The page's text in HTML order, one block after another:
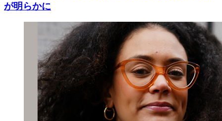
が明らかに